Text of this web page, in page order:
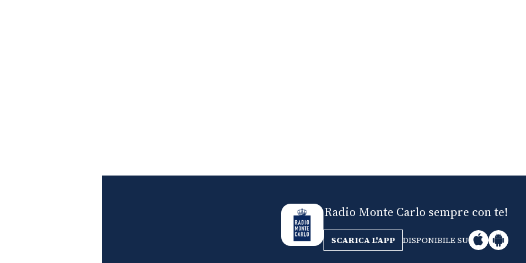
Friends For
Radio Monte Carlo sempre con te!
SCARICA L'APP DISPONIBILE SU